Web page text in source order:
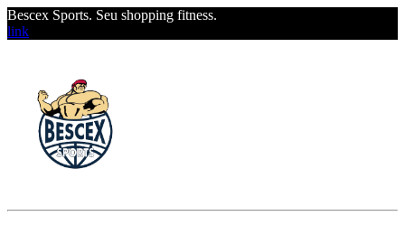
Bescex Sports. Seu shopping fitness.
link